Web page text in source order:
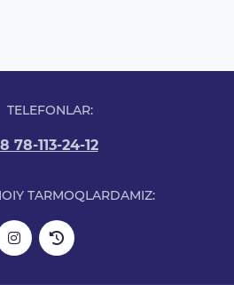
TELEFONLAR:
78-113-24-12
TARMOQLARDAMIZ: